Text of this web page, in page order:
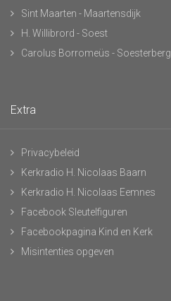
Sint Maarten - Maartensdijk
H. Willibrord - Soest
Carolus Borromeüs - Soesterberg
Extra
Privacybeleid
Kerkradio H. Nicolaas Baarn
Kerkradio H. Nicolaas Eemnes
Facebook Sleutelfiguren
Facebookpagina Kind en Kerk
Misintenties opgeven